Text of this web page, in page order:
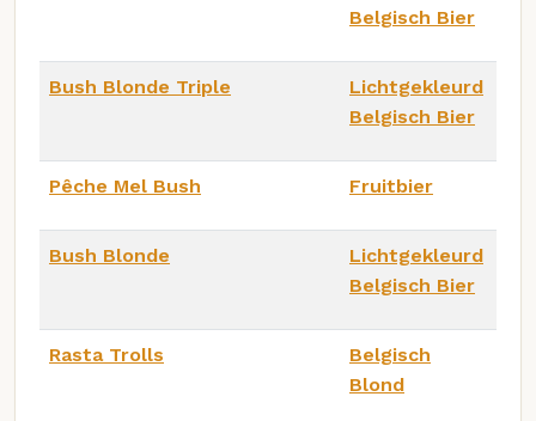
Belgisch Bier
Bush Blonde Triple
Lichtgekleurd
Belgisch Bier
Pêche Mel Bush Fruitbier
Bush Blonde
Lichtgekleurd
Belgisch Bier
Rasta Trolls
Belgisch
Blond